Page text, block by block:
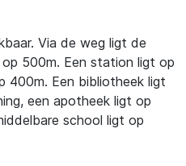
Via de weg ligt de
500m. Een station ligt op
400m. Een bibliotheek ligt
een apotheek ligt op
school ligt op